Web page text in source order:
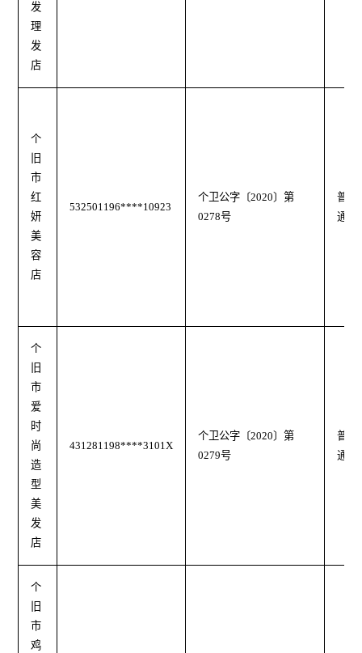
发
理
发
店
个
旧
市
红
妍
美
容
店
532501196****10923
个卫公字 〔2020〕第
0278号
普
通
个
旧
市
爱
时
尚
造
型
美
发
店
431281198****3101X
个卫公字〔2020〕第
0279号
普
通
个
旧
市
鸡